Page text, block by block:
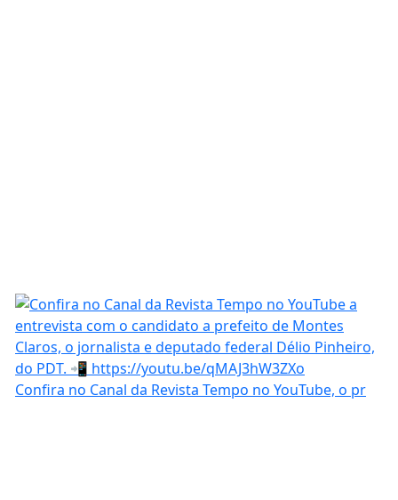
Confira no Canal da Revista Tempo no YouTube, o pr